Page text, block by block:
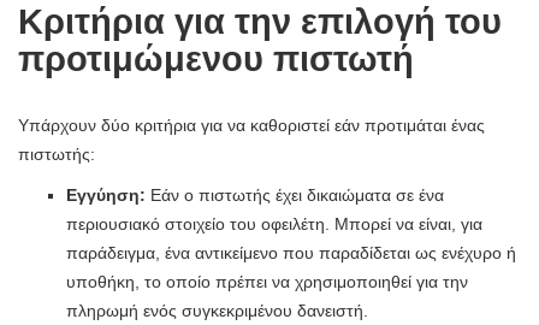
Κριτήρια για την επιλογή του
προτιμώμενου πιστωτή
Υπάρχουν δύο κριτήρια για να καθοριστεί εάν προτιμάται ένας
πιστωτής:
Εγγύηση: Εάν ο πιστωτής έχει δικαιώματα σε ένα
περιουσιακό στοιχείο του οφειλέτη. Μπορεί να είναι, για
παράδειγμα, ένα αντικείμενο που παραδίδεται ως ενέχυρο ή
υποθήκη, το οποίο πρέπει να χρησιμοποιηθεί για την
πληρωμή ενός συγκεκριμένου δανειστή.